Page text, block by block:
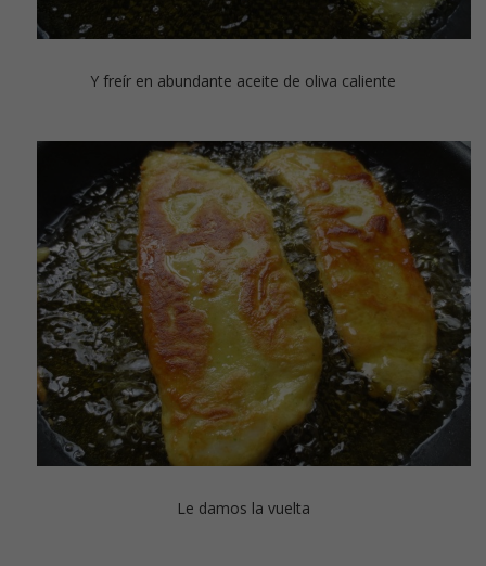
Y freír en abundante aceite de oliva caliente
Le damos la vuelta